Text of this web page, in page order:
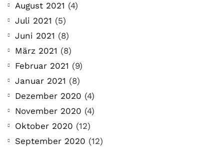
August 2021 (4)
Juli 2021 (5)
Juni 2021 (8)
März 2021 (8)
Februar 2021 (9)
Januar 2021 (8)
Dezember 2020 (4)
November 2020 (4)
Oktober 2020 (12)
September 2020 (12)